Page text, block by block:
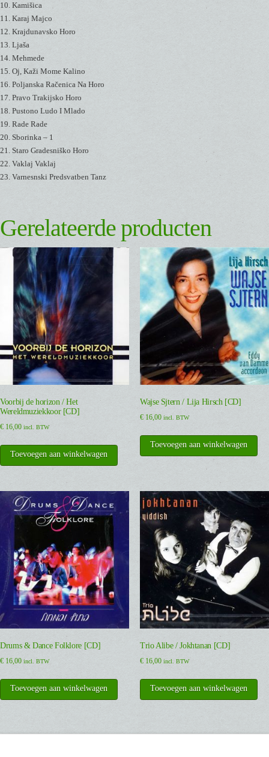
10. Kamišica
11. Karaj Majco
12. Krajdunavsko Horo
13. Ljaša
14. Mehmede
15. Oj, Kaži Mome Kalino
16. Poljanska Račenica Na Horo
17. Pravo Trakijsko Horo
18. Pustono Ludo I Mlado
19. Rade Rade
20. Sborinka – 1
21. Staro Gradesniško Horo
22. Vaklaj Vaklaj
23. Varnesnski Predsvatben Tanz
Gerelateerde producten
Voorbij de horizon / Het
Wereldmuziekkoor [CD]
€ 16,00 incl. BTW
Toevoegen aan winkelwagen
Wajse Sjtern / Lija Hirsch [CD]
€16,00 incl. BTW
Toevoegen aan winkelwagen
Drums & Dance Folklore [CD]
€ 16,00 incl. BTW
Toevoegen aan winkelwagen
Trio Alibe / Jokhtanan [CD]
€16,00 incl. BTW
Toevoegen aan winkelwagen